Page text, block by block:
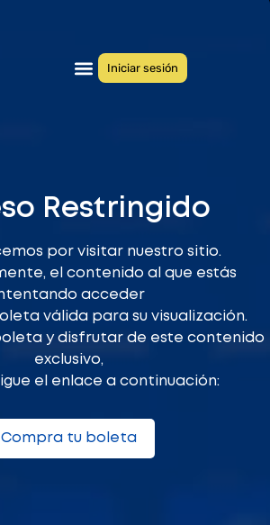
Iniciar sesión
Restringido
por visitar nuestro sitio.
el contenido al que estás
acceder
válida para su visualización.
y disfrutar de este contenido
exclusivo,
el enlace a continuación:
Compra tu boleta